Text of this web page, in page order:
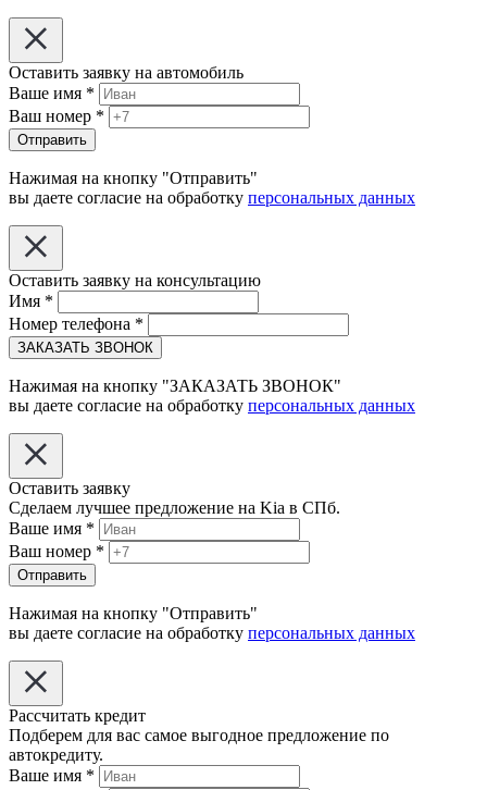
Оставить заявку на автомобиль
Ваше имя *
Ваш номер *
Отправить
Нажимая на кнопку "Отправить"
вы даете согласие на обработку персональных данных
Оставить заявку на консультацию
Имя *
Номер телефона *
ЗАКАЗАТЬ ЗВОНОК
Нажимая на кнопку "ЗАКАЗАТЬ ЗВОНОК"
вы даете согласие на обработку персональных данных
Оставить заявку
Сделаем лучшее предложение на Kia в СПб.
Ваше имя *
Ваш номер *
Отправить
Нажимая на кнопку "Отправить"
вы даете согласие на обработку персональных данных
Рассчитать кредит
Подберем для вас самое выгодное предложение по
автокредиту.
Ваше имя *